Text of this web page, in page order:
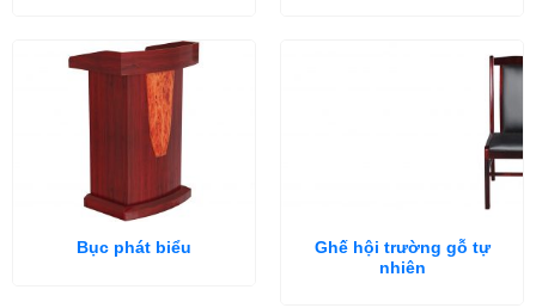
Bục phát biểu
Ghế hội trường gỗ tự
nhiên